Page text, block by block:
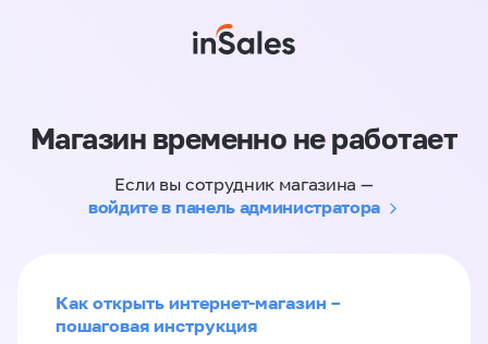
Магазин временно не работает
Если вы сотрудник магазина —
войдите в панель администратора
Как открыть интернет-магазин –
пошаговая инструкция